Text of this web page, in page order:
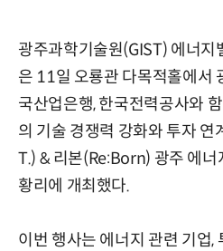
광주과학기술원(GIST) 에너
은 11일 오룡관 다목적홀에서
국산업은행, 한국전력공사와
의 기술 경쟁력 강화와 투자 연
T.) & 리본(Re:Born) 광주 에
황리에 개최했다.
이번 행사는 에너지 관련 기업,